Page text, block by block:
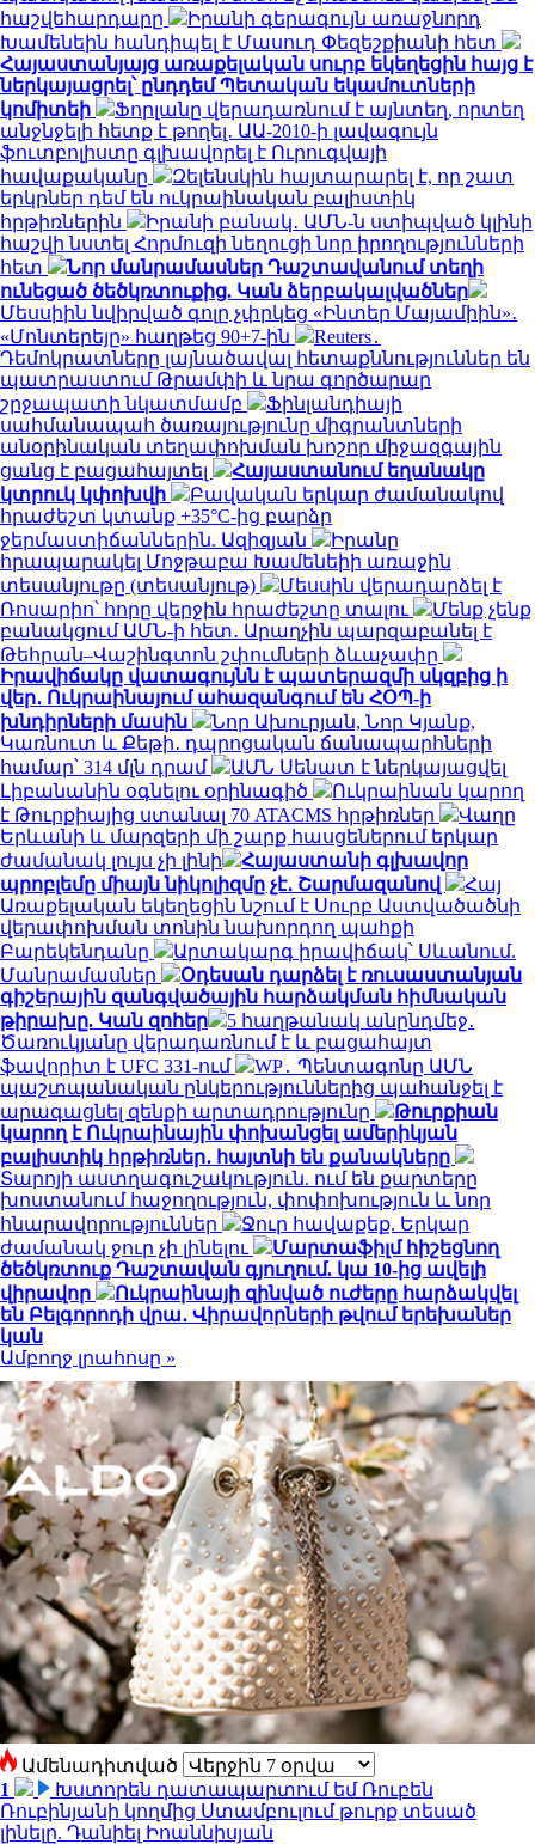
հաշվեհարդարը
Իրանի գերագույն առաջնորդ
Խամենեին հանդիպել է Մասուդ Փեզեշքիանի հետ
Հայաստանյայց առաքելական սուրբ եկեղեցին հայց է
ներկայացրել՝ ընդդեմ Պետական եկամուտների
կոմիտեի
Ֆորլանը վերադառնում է այնտեղ, որտեղ
անջնջելի հետք է թողել․ ԱԱ-2010-ի լավագույն
ֆուտբոլիստը գլխավորել է Ուրուգվայի
հավաքականը
Զելենսկին հայտարարել է, որ շատ
երկրներ դեմ են ուկրաինական բալիստիկ
հրթիռներին
Իրանի բանակ․ ԱՄՆ-ն ստիպված կլինի
հաշվի նստել Հորմուզի նեղուցի նոր իրողությունների
հետ
Նոր մանրամասներ Դաշտավանում տեղի
ունեցած ծեծկռտուքից. Կան ձերբակալվածներ
Մեսսիին նվիրված գոլը չփրկեց «Ինտեր Մայամիին»․
«Մոնտերեյը» հաղթեց 90+7-ին
Reuters․
Դեմոկրատները լայնածավալ հետաքննություններ են
պատրաստում Թրամփի և նրա գործարար
շրջապատի նկատմամբ
Ֆինլանդիայի
սահմանապահ ծառայությունը միգրանտների
անօրինական տեղափոխման խոշոր միջազգային
ցանց է բացահայտել
Հայաստանում եղանակը
կտրուկ կփոխվի
Բավական երկար ժամանակով
հրաժեշտ կտանք +35°C-ից բարձր
ջերմաստիճաններին. Ազիզյան
Իրանը
հրապարակել Մոջթաբա Խամենեիի առաջին
տեսանյութը (տեսանյութ)
Մեսսին վերադարձել է
Ռոսարիո՝ հորը վերջին հրաժեշտը տալու
Մենք չենք
բանակցում ԱՄՆ-ի հետ․ Արաղչին պարզաբանել է
Թեհրան–Վաշինգտոն շփումների ձևաչափը
Իրավիճակը վատագույնն է պատերազմի սկզբից ի
վեր․ Ուկրաինայում ահազանգում են ՀՕՊ-ի
խնդիրների մասին
Նոր Ախուրյան, Նոր Կյանք,
Կառնուտ և Քեթի․ դպրոցական ճանապարհների
համար՝ 314 մլն դրամ
ԱՄՆ Սենատ է ներկայացվել
Լիբանանին օգնելու օրինագիծ
Ուկրաինան կարող
է Թուրքիայից ստանալ 70 ATACMS հրթիռներ
Վաղը
Երևանի և մարզերի մի շարք հասցեներում երկար
ժամանակ լույս չի լինի
Հայաստանի գլխավոր
պրոբլեմը միայն նիկոլիզմը չէ․ Շարմազանով
Հայ
Առաքելական եկեղեցին նշում է Սուրբ Աստվածածնի
վերափոխման տոնին նախորդող պահքի
Բարեկենդանը
Արտակարգ իրավիճակ՝ Սևանում.
Մանրամասներ
Օդեսան դարձել է ռուսաստանյան
գիշերային զանգվածային հարձակման հիմնական
թիրախը. Կան զոհեր
5 հաղթանակ անընդմեջ․
Ծառուկյանը վերադառնում է և բացահայտ
ֆավորիտ է UFC 331-ում
WP․ Պենտագոնը ԱՄՆ
պաշտպանական ընկերություններից պահանջել է
արագացնել զենքի արտադրությունը
Թուրքիան
կարող է Ուկրաինային փոխանցել ամերիկյան
բալիստիկ հրթիռներ․ հայտնի են քանակները
Տարոյի աստղագուշակություն. ում են քարտերը
խոստանում հաջողություն, փոփոխություն և նոր
հնարավորություններ
Ջուր հավաքեք. Երկար
ժամանակ ջուր չի լինելու
Մարտաֆիլմ հիշեցնող
ծեծկռտուք Դաշտավան գյուղում. կա 10-ից ավելի
վիրավոր
Ուկրաինայի զինված ուժերը հարձակվել
են Բելգորոդի վրա․ Վիրավորների թվում երեխաներ
կան
Ամբողջ լրահոսը »
Ամենադիտված
1
Խստորեն դատապարտում եմ Ռուբեն
Ռուբինյանի կողմից Ստամբուլում թուրք տեսած
լինելը. Դանիել Իոաննիսյան